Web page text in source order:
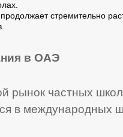
стремительно
в ОАЭ
частных
в международных